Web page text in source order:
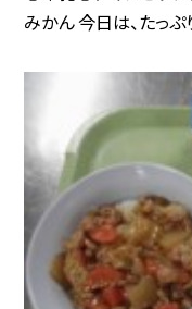
みかん 今日は、たっぷ